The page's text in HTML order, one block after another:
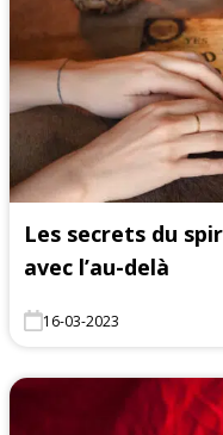
Les secrets du
avec l’au-delà
16-03-2023